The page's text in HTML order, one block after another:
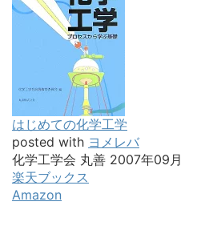
はじめての化学工学
posted with ヨメレバ
化学工学会 丸善 2007年09月
楽天ブックス
Amazon